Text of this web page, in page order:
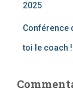
2025
Conférence
toi le coach